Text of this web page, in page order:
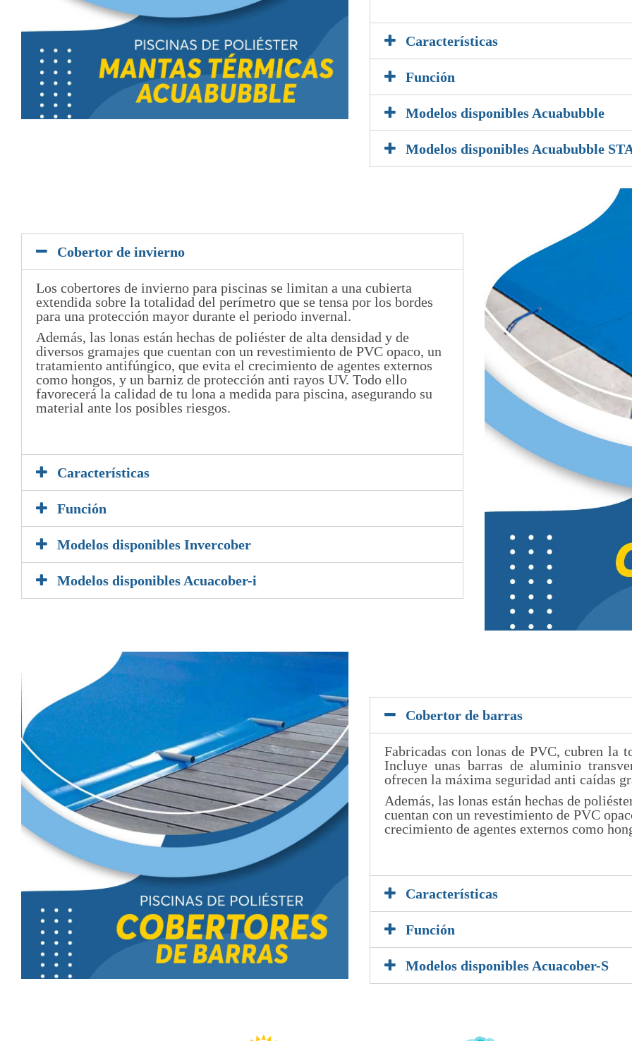
Características
Función
Modelos disponibles Acuabubble
Modelos disponibles Acuabubble
Cobertor de invierno
Los cobertores de invierno para piscinas se limitan a una cubierta
extendida sobre la totalidad del perímetro que se tensa por los bordes
para una protección mayor durante el periodo invernal.
Además, las lonas están hechas de poliéster de alta densidad y de
diversos gramajes que cuentan con un revestimiento de PVC opaco, un
tratamiento antifúngico, que evita el crecimiento de agentes externos
como hongos, y un barniz de protección anti rayos UV. Todo ello
favorecerá la calidad de tu lona a medida para piscina, asegurando su
material ante los posibles riesgos.
Características
Función
Modelos disponibles Invercober
Modelos disponibles Acuacober-i
Cobertor de barras
Fabricadas con lonas de PVC, cubren la
Incluye unas barras de aluminio
ofrecen la máxima seguridad anti caídas
Además, las lonas están hechas de
cuentan con un revestimiento de PVC
crecimiento de agentes externos como
Características
Función
Modelos disponibles Acuacober-S